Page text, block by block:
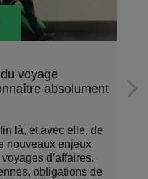
le train pour ses
ayez une réunion. Vous
à Paris, mais votre
à Amsterdam avec un
Entre les deux villes, il y a